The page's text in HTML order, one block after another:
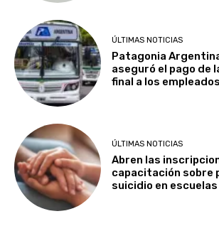
ÚLTIMAS NOTICIAS
Patagonia
aseguró el pago de
final a los empleados
ÚLTIMAS NOTICIAS
Abren las
capacitación sobre
suicidio en escuelas